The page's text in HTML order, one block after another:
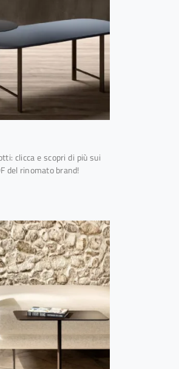
clicca e scopri di più sui
del rinomato brand!